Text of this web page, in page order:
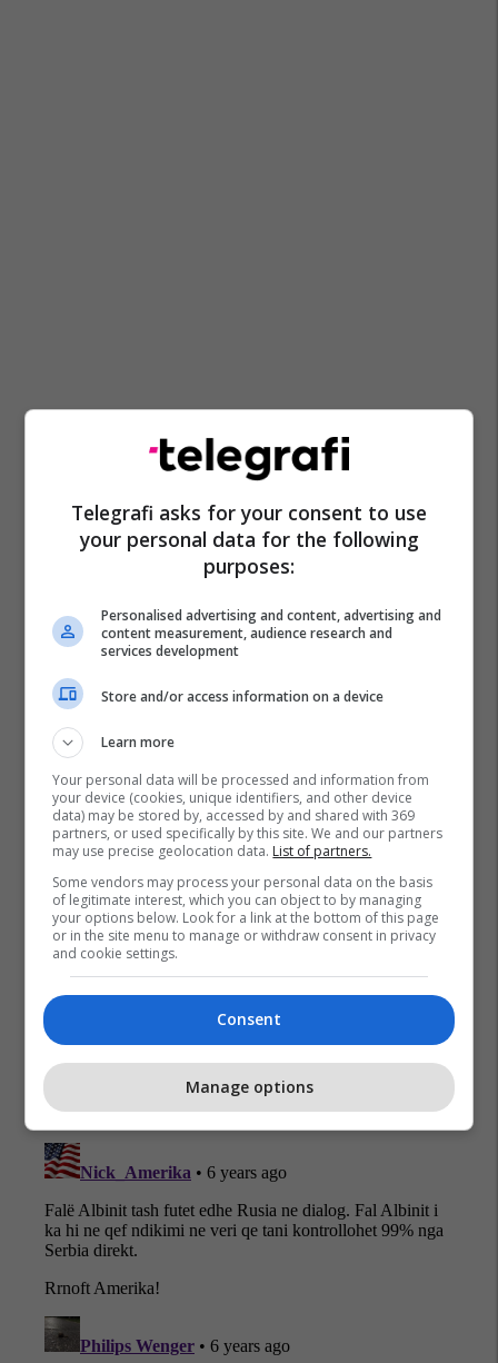
Bashkimi Evropian Shba
Nicholas Burns
Telegrafi asks for your consent to use
your personal data for the following
purposes:
Personalised advertising and content, advertising and
content measurement, audience research and
services development
Store and/or access information on a device
Learn more
Your personal data will be processed and information from
your device (cookies, unique identifiers, and other device
data) may be stored by, accessed by and shared with 369
partners, or used specifically by this site. We and our partners
may use precise geolocation data. List of partners.
Some vendors may process your personal data on the basis
of legitimate interest, which you can object to by managing
your options below. Look for a link at the bottom of this page
or in the site menu to manage or withdraw consent in privacy
and cookie settings.
Consent
Manage options